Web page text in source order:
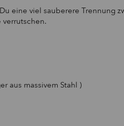
eine viel sauberere Trennung
aus massivem Stahl )